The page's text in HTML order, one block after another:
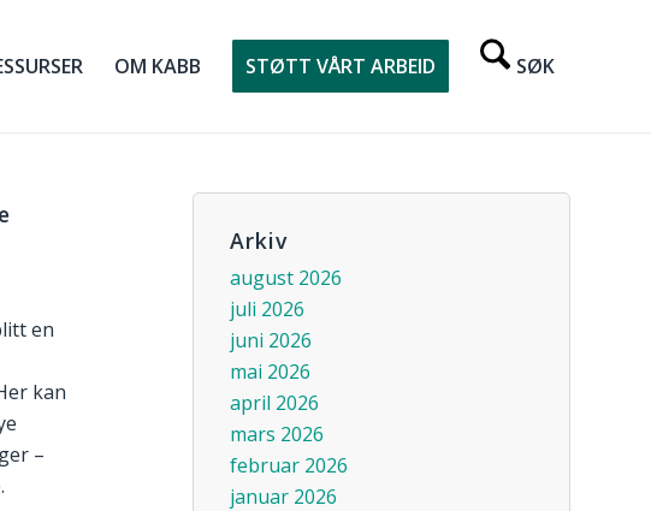
OM KABB STØTT VÅRT ARBEID
en
kan
–
Arkiv
august 2026
juli 2026
juni 2026
mai 2026
april 2026
mars 2026
februar 2026
januar 2026